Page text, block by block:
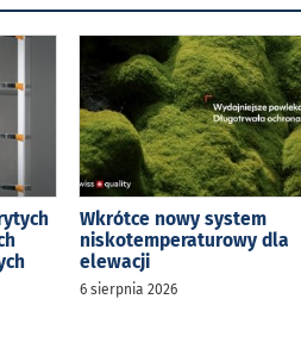
Wkrótce nowy system
niskotemperaturowy dla
elewacji
6 sierpnia 2026